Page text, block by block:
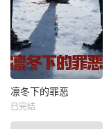
凛冬下的罪恶
已完结